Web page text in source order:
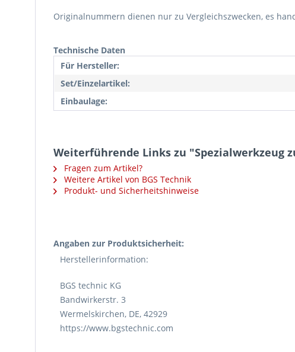
Originalnummern dienen nur zu Vergleichszwecken, es
Technische Daten
Für Hersteller:
Set/Einzelartikel:
Einbaulage:
Weiterführende Links zu "Spezialwerkzeug
Fragen zum Artikel?
Weitere Artikel von BGS Technik
Produkt- und Sicherheitshinweise
Angaben zur Produktsicherheit:
Herstellerinformation:
BGS technic KG
Bandwirkerstr. 3
Wermelskirchen, DE, 42929
https://www.bgstechnic.com